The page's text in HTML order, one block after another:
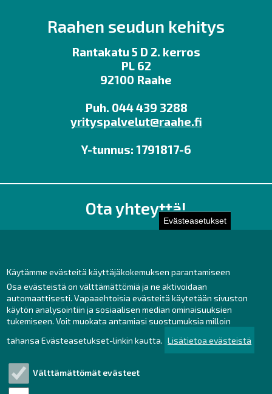
Evästeasetukset
Käytämme evästeitä käyttäjäkokemuksen parantamiseen
Osa evästeistä on välttämättömiä ja ne aktivoidaan
automaattisesti. Vapaaehtoisia evästeitä käytetään sivuston
käytön analysointiin ja sosiaalisen median ominaisuuksien
tukemiseen. Voit muokata antamiasi suostumuksia milloin
tahansa Evästeasetukset-linkin kautta. Lisätietoa evästeistä
Välttämättömät evästeet
Raahen seudun kehitys
Rantakatu 5 D 2. kerros
PL 62
92100 Raahe
Puh. 044 439 3288
yrityspalvelut@raahe.fi
Y-tunnus: 1791817-6
Ota yhteyttä!
Toimisto
Facebook
Instagram
LinkedIn
Tutustu!